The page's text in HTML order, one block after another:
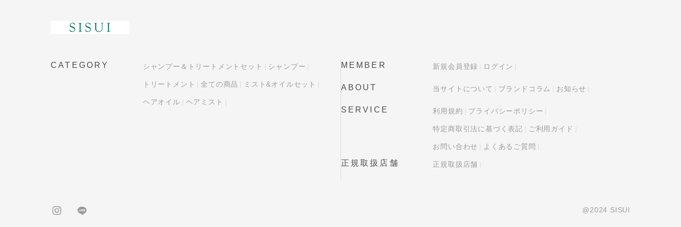
CATEGORY シャンプー＆トリートメントセット シャンプー
トリートメント 全ての商品 ミスト&オイルセット
ヘアオイル ヘアミスト
MEMBER 新規会員登録 ログイン
ABOUT 当サイトについて ブランドコラム お知らせ
SERVICE 利用規約 プライバシーポリシー
特定商取引法に基づく表記 ご利用ガイド
お問い合わせ よくあるご質問
正規取扱店舗 正規取扱店舗
@2024 SISUI